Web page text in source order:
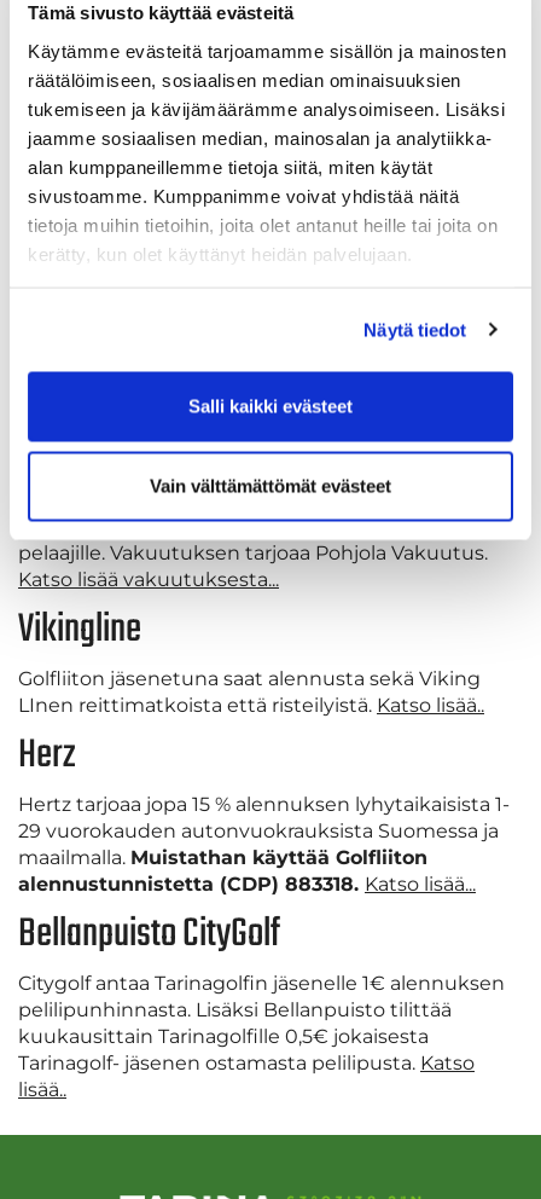
Tämä sivusto käyttää evästeitä
Käytämme evästeitä tarjoamamme sisällön ja mainosten
räätälöimiseen, sosiaalisen median ominaisuuksien
tukemiseen ja kävijämäärämme analysoimiseen. Lisäksi
jaamme sosiaalisen median, mainosalan ja analytiikka-
alan kumppaneillemme tietoja siitä, miten käytät
sivustoamme. Kumppanimme voivat yhdistää näitä
tietoja muihin tietoihin, joita olet antanut heille tai joita on
kerätty, kun olet käyttänyt heidän palvelujaan.
Näytä tiedot
Salli kaikki evästeet
Vain välttämättömät evästeet
käytä harjoitellessasi sisäkenkiä
kerää pallot sankoihin harjoittelusi päätteeksi
siivoa jälkesi ja laita käyttämäsi tavarat
paikoilleen, niin simulaattorin kuin myös
kuntosalin puolella
mikäli lähdet viimeisenä, sammuta valot ja
tarkista, että ulko-ovi on lukossa.
Hälytys kytkeytyy päälle automaattisesti klo 23.30.
saapumista paikalle (n. 2-5 min) epäselvyyksien
Kaikki Suomen golfliiton jäsenseurojen jäsenet
pääsevät Golfliiton kautta nauttimaan merkittävistä
eduista ja palveluista. Kattava vakuutusturva on yksi
merkittävimmistä eduista, joita Golfliitto tarjoaa
pelaajille. Vakuutuksen tarjoaa Pohjola Vakuutus.
Katso lisää vakuutuksesta...
Vikingline
Golfliiton jäsenetuna saat alennusta sekä Viking
LInen reittimatkoista että risteilyistä. Katso lisää..
Herz
Hertz tarjoaa jopa 15 % alennuksen lyhytaikaisista 1-
29 vuorokauden autonvuokrauksista Suomessa ja
maailmalla. Muistathan käyttää Golfliiton
alennustunnistetta (CDP) 883318. Katso lisää...
Bellanpuisto CityGolf
Citygolf antaa Tarinagolfin jäsenelle 1€ alennuksen
pelilipunhinnasta. Lisäksi Bellanpuisto tilittää
kuukausittain Tarinagolfille 0,5€ jokaisesta
Tarinagolf- jäsenen ostamasta pelilipusta. Katso
lisää..